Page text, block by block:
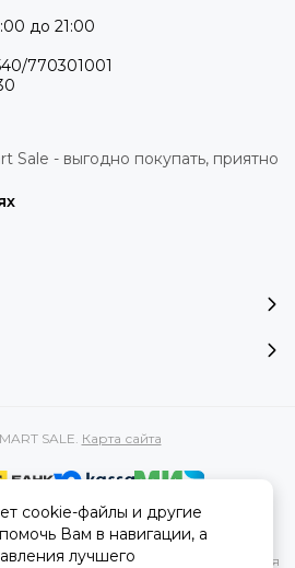
до 21:00
770301001
Sale - выгодно покупать, приятно
SALE. Карта сайта
сайте информация, касающаяся
товаров и услуг, носит
и ни при каких условиях не является
cookie-файлы и другие
Вам в навигации, а
лучшего